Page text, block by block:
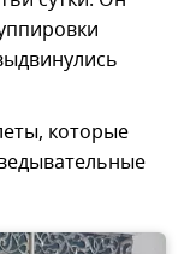
которые